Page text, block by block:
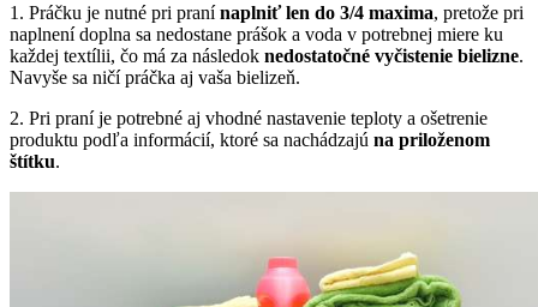
1. Práčku je nutné pri pranínaplniť len do 3/4 maxima, pretože pri
naplnení doplna sa nedostane prášok a voda v potrebnej miere ku
každej textílii, čo má za následok nedostatočné vyčistenie bielizne.
Navyše sa ničí práčka aj vaša bielizeň.
2. Pri praní je potrebné aj vhodné nastavenie teploty a ošetrenie
produktu podľa informácií, ktoré sa nachádzajú na priloženom
štítku.